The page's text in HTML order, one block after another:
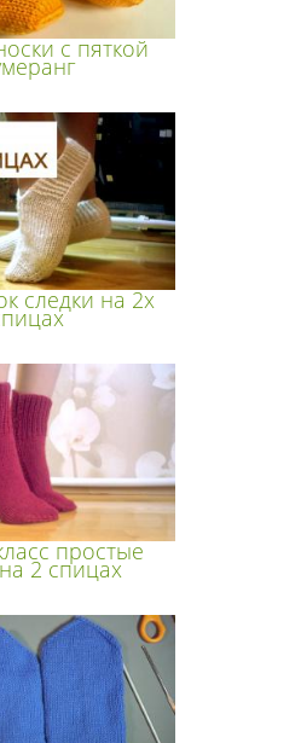
с пяткой
следки на 2х
простые
2 спицах